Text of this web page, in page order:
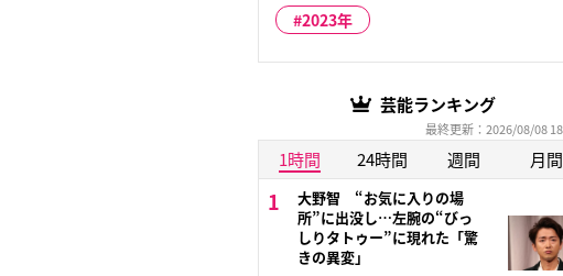
2023年
芸能ランキング
最終更新：2026/08/08
1時間 24時間 週間 月間
大野智 “お気に入りの場
所”に出没し…左腕の“びっ
しりタトゥー”に現れた「驚
きの異変」